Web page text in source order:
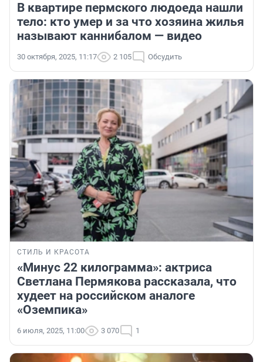
В квартире пермского людоеда нашли
тело: кто умер и за что хозяина жилья
называют каннибалом — видео
30 октября, 2025, 11:17 2 105 Обсудить
СТИЛЬ И КРАСОТА
«Минус 22 килограмма»: актриса
Светлана Пермякова рассказала, что
худеет на российском аналоге
«Оземпика»
6 июля, 2025, 11:00 3 070 1